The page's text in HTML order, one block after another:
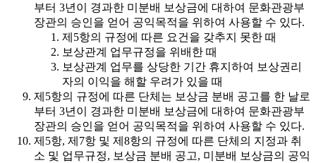
부터 3년이 경과한 미분배 보상금에 대하여 문화관광부
장관의 승인을 얻어 공익목적을 위하여 사용할 수 있다.
제5항의 규정에 따른 요건을 갖추지 못한 때
보상관계 업무규정을 위배한 때
보상관계 업무를 상당한 기간 휴지하여 보상권리
자의 이익을 해할 우려가 있을 때
제5항의 규정에 따른 단체는 보상금 분배 공고를 한 날로
부터 3년이 경과한 미분배 보상금에 대하여 문화관광부
장관의 승인을 얻어 공익목적을 위하여 사용할 수 있다.
제5항, 제7항 및 제8항의 규정에 따른 단체의 지정과 취
소 및 업무규정, 보상금 분배 공고, 미분배 보상금의 공익